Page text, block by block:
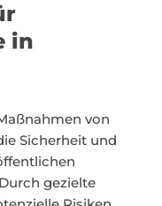
in
von
Sicherheit und
gezielte